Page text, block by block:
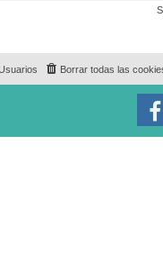
Borrar todas las